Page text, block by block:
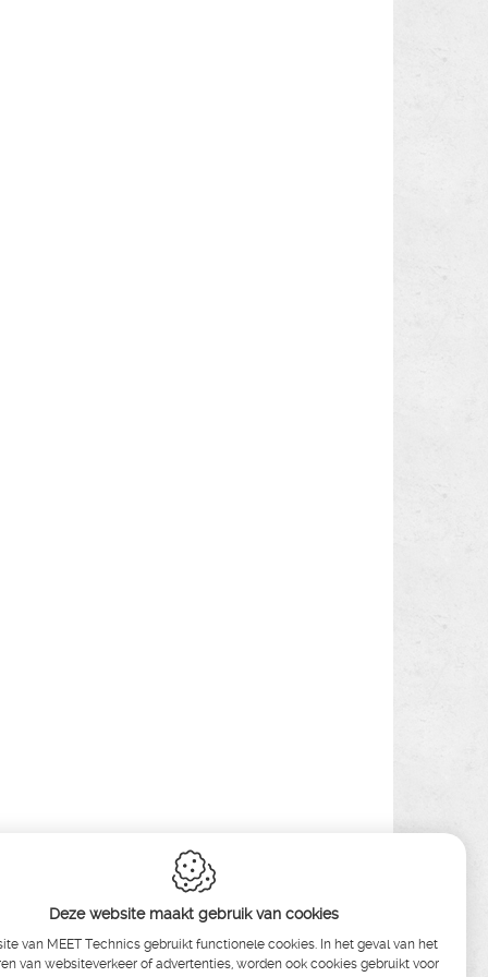
Deze website maakt gebruik van cookies
van MEET Technics gebruikt functionele cookies. In het geval van het
van websiteverkeer of advertenties, worden ook cookies gebruikt voor